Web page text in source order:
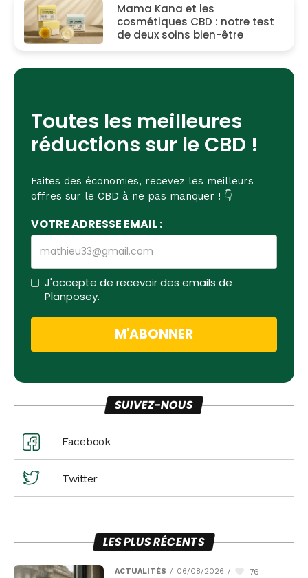
Toutes les meilleures
réductions sur le CBD !
Faites des économies, recevez les meilleurs
offres sur le CBD à ne pas manquer ! 👇
VOTRE ADRESSE EMAIL :
J'accepte de recevoir des emails de
Planposey.
Mama Kana et les
cosmétiques CBD : notre test
de deux soins bien-être
SUIVEZ-NOUS
Facebook
Twitter
LES PLUS RÉCENTS
ACTUALITÉS / 06/08/2026 / 76